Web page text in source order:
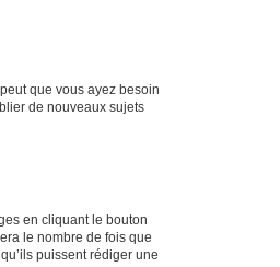
que vous ayez besoin
de nouveaux sujets
en cliquant le bouton
le nombre de fois que
puissent rédiger une